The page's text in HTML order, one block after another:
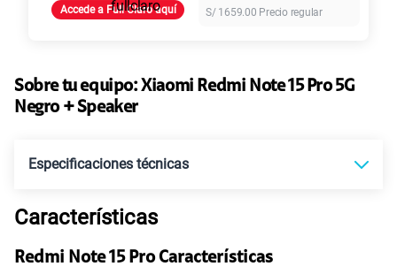
Paga solo
S/95.90
Accede a Full Claro aquí S/ 1659.00 Precio regular
Sobre tu equipo:Xiaomi Redmi Note 15 Pro 5G
Negro + Speaker
Especificaciones técnicas
Tecnología de Pantalla
Características
Redmi Note 15 Pro Características